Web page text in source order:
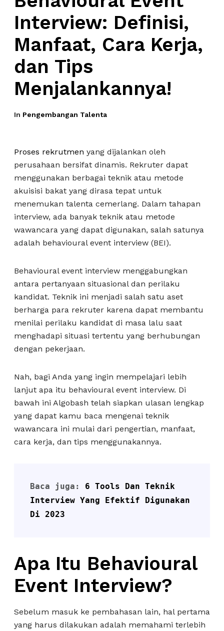
Interview: Definisi,
Manfaat, Cara Kerja,
dan Tips
Menjalankannya!
In Pengembangan Talenta
Proses rekrutmen yang dijalankan oleh
perusahaan bersifat dinamis. Rekruter dapat
menggunakan berbagai teknik atau metode
akuisisi bakat yang dirasa tepat untuk
menemukan talenta cemerlang. Dalam tahapan
interview, ada banyak teknik atau metode
wawancara yang dapat digunakan, salah satunya
adalah behavioural event interview (BEI).
Behavioural event interview menggabungkan
antara pertanyaan situasional dan perilaku
kandidat. Teknik ini menjadi salah satu aset
berharga para rekruter karena dapat membantu
menilai perilaku kandidat di masa lalu saat
menghadapi situasi tertentu yang berhubungan
dengan pekerjaan.
Nah, bagi Anda yang ingin mempelajari lebih
lanjut apa itu behavioural event interview. Di
bawah ini Algobash telah siapkan ulasan lengkap
yang dapat kamu baca mengenai teknik
wawancara ini mulai dari pengertian, manfaat,
cara kerja, dan tips menggunakannya.
Baca juga: 6 Tools Dan Teknik
Interview Yang Efektif Digunakan
Di 2023
Apa Itu Behavioural
Event Interview?
Sebelum masuk ke pembahasan lain, hal pertama
yang harus dilakukan adalah memahami terlebih